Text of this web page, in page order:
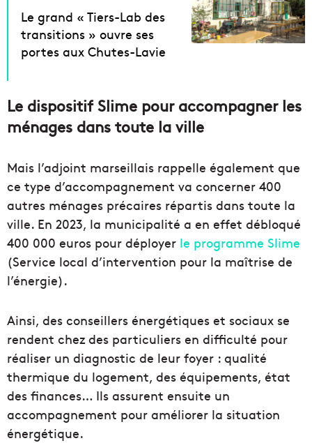
Le grand « Tiers-Lab des
transitions » ouvre ses
portes aux Chutes-Lavie
Le dispositif Slime pour accompagner les
ménages dans toute la ville
Mais l’adjoint marseillais rappelle également que
ce type d’accompagnement va concerner 400
autres ménages précaires répartis dans toute la
ville. En 2023, la municipalité a en effet débloqué
400 000 euros pour déployer le programme Slime
(Service local d’intervention pour la maîtrise de
l’énergie).
Ainsi, des conseillers énergétiques et sociaux se
rendent chez des particuliers en difficulté pour
réaliser un diagnostic de leur foyer : qualité
thermique du logement, des équipements, état
des finances… Ils assurent ensuite un
accompagnement pour améliorer la situation
énergétique.